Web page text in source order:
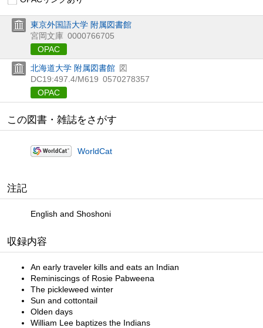
東京外国語大学 附属図書館
宮岡文庫 0000766705
OPAC
北海道大学 附属図書館 図
DC19:497.4/M619 0570278357
OPAC
この図書・雑誌をさがす
WorldCat
注記
English and Shoshoni
収録内容
An early traveler kills and eats an Indian
Reminiscings of Rosie Pabweena
The pickleweed winter
Sun and cottontail
Olden days
William Lee baptizes the Indians